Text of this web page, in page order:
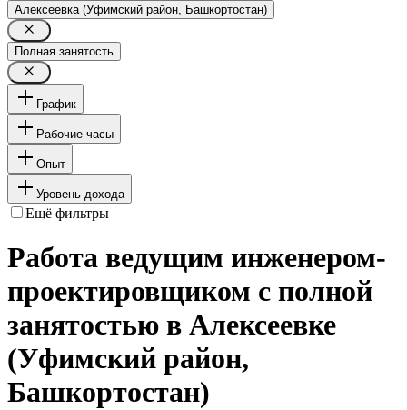
Алексеевка (Уфимский район, Башкортостан)
Полная занятость
График
Рабочие часы
Опыт
Уровень дохода
Ещё фильтры
Работа ведущим инженером-
проектировщиком с полной
занятостью в Алексеевке
(Уфимский район,
Башкортостан)